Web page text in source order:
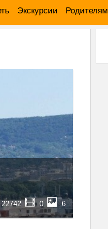
Экскурсии Родителям
22742 0 6